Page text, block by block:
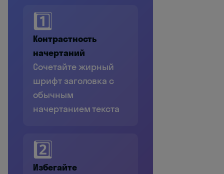
1️⃣
Контрастность
начертаний
Сочетайте жирный
шрифт заголовка с
обычным
начертанием текста
2️⃣
Избегайте